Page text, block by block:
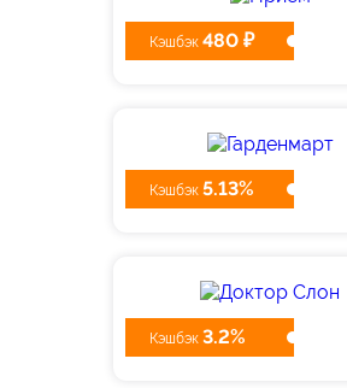
Кэшбэк 480 ₽
Кэшбэк 5.13%
Кэшбэк 3.2%